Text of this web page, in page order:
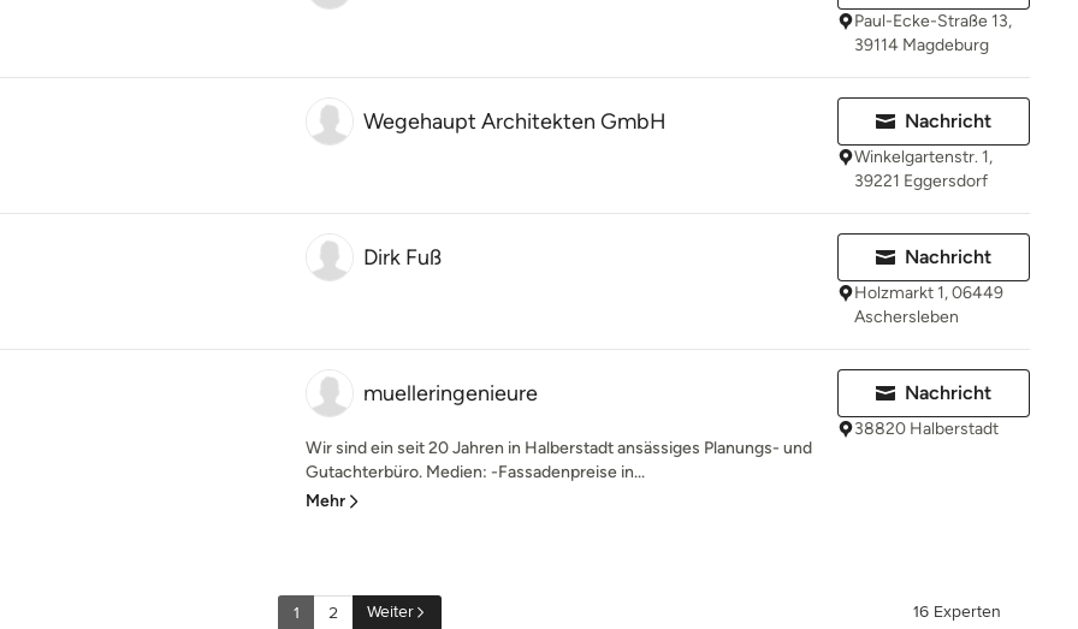
Paul-Ecke-Straße 13,
39114 Magdeburg
Wegehaupt Architekten GmbH Nachricht
Winkelgartenstr. 1,
39221 Eggersdorf
Dirk Fuß Nachricht
Holzmarkt 1, 06449
Aschersleben
muelleringenieure
Wir sind ein seit 20 Jahren in Halberstadt ansässiges Planungs- und
Gutachterbüro. Medien: -Fassadenpreise in...
Mehr
Nachricht
38820 Halberstadt
1 2 Weiter 16 Experten